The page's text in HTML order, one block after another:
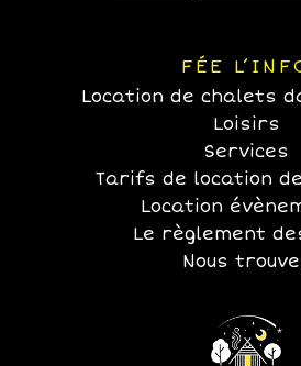
FÉE
Location de chalets
Loisirs
Services
Tarifs de location
Location
Le règlement
Nous